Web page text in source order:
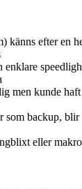
känns efter en
enklare
men kunde
som backup, blir
eller